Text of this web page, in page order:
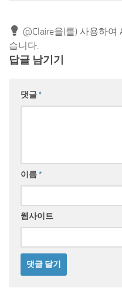
@Claire을(를) 사용하
습니다.
답글 남기기
댓글*
이름*
웹사이트